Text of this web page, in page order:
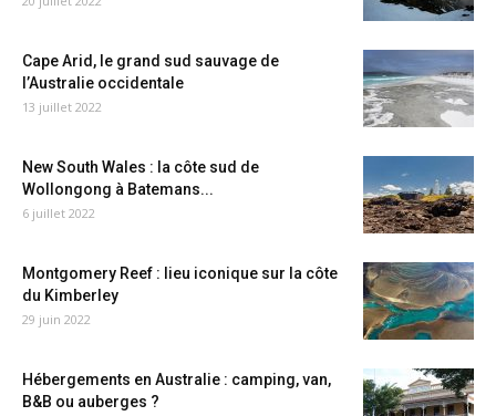
Cape Arid, le grand sud sauvage de
l’Australie occidentale
13 juillet 2022
New South Wales : la côte sud de
Wollongong à Batemans...
6 juillet 2022
Montgomery Reef : lieu iconique sur la côte
du Kimberley
29 juin 2022
Hébergements en Australie : camping, van,
B&B ou auberges ?